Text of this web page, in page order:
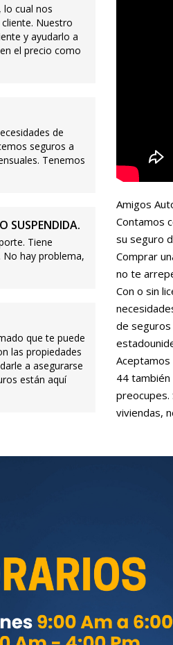
lo cual nos
Nuestro
y ayudarlo a
el precio como
de
seguros a
Tenemos
SUSPENDIDA.
Tiene
hay problema,
que te puede
las propiedades
a asegurarse
están aquí
Amigos
Contamos
su seguro
Comprar
no te
Con o sin
de seguros
Aceptamos
44
preocupes.
viviendas,